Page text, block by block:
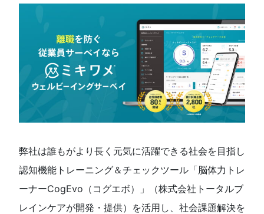
弊社は誰もがより長く元気に活躍できる社会を目指し
認知機能トレーニング＆チェックツール「脳体力トレ
ーナーCogEvo （コグエボ）」（株式会社トータルブ
レインケアが開発・提供）を活用し、社会課題解決を